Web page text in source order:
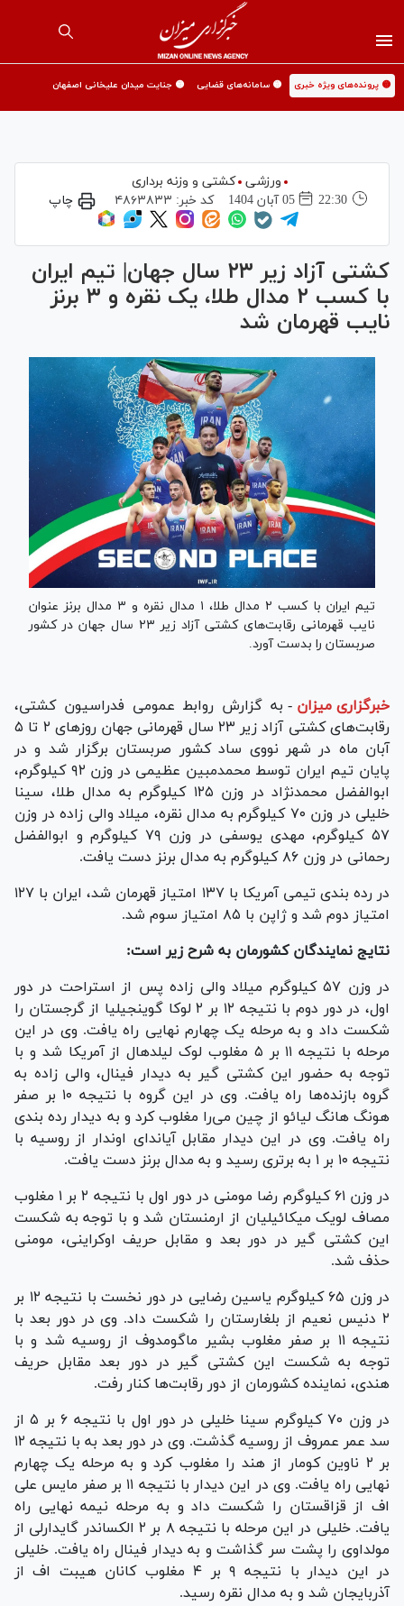
🟡 پرونده‌های ویژه خبری 🟡 سامانه‌های قضایی 🟡 جنایت میدان علیخانی اصفهان
ورزشی
کشتی و وزنه برداری
22:30
05 آبان 1404 کد خبر: ۴۸۶۳۸۳۳ چاپ
کشتی آزاد زیر ۲۳ سال جهان| تیم ایران
با کسب ۲ مدال طلا، یک نقره و ۳ برنز
نایب قهرمان شد
تیم ایران با کسب ۲ مدال طلا، ۱ مدال نقره و ۳ مدال برنز عنوان
نایب قهرمانی رقابت‌های کشتی آزاد زیر ۲۳ سال جهان در کشور
صربستان را بدست آورد.
خبرگزاری میزان - به گزارش روابط عمومی فدراسیون کشتی،
رقابت‌های کشتی آزاد زیر ۲۳ سال قهرمانی جهان روز‌های ۲ تا ۵
آبان ماه در شهر نووی ساد کشور صربستان برگزار شد و در
پایان تیم ایران توسط محمدمبین عظیمی در وزن ۹۲ کیلوگرم،
ابوالفضل محمدنژاد در وزن ۱۲۵ کیلوگرم به مدال طلا، سینا
خلیلی در وزن ۷۰ کیلوگرم به مدال نقره، میلاد والی زاده در وزن
۵۷ کیلوگرم، مهدی یوسفی در وزن ۷۹ کیلوگرم و ابوالفضل
رحمانی در وزن ۸۶ کیلوگرم به مدال برنز دست یافت.
در رده بندی تیمی آمریکا با ۱۳۷ امتیاز قهرمان شد، ایران با ۱۲۷
امتیاز دوم شد و ژاپن با ۸۵ امتیاز سوم شد.
نتایج نمایندگان کشورمان به شرح زیر است:
در وزن ۵۷ کیلوگرم میلاد والی زاده پس از استراحت در دور
اول، در دور دوم با نتیجه ۱۲ بر ۲ لوکا گوینجیلیا از گرجستان را
شکست داد و به مرحله یک چهارم نهایی راه یافت. وی در این
مرحله با نتیجه ۱۱ بر ۵ مغلوب لوک لیلدهال از آمریکا شد و با
توجه به حضور این کشتی گیر به دیدار فینال، والی زاده به
گروه بازنده‌ها راه یافت. وی در این گروه با نتیجه ۱۰ بر صفر
هونگ هانگ لیائو از چین می‌را مغلوب کرد و به دیدار رده بندی
راه یافت. وی در این دیدار مقابل آیاندای اوندار از روسیه با
نتیجه ۱۰ بر ۱ به برتری رسید و به مدال برنز دست یافت.
در وزن ۶۱ کیلوگرم رضا مومنی در دور اول با نتیجه ۲ بر ۱ مغلوب
مصاف لویک میکائیلیان از ارمنستان شد و با توجه به شکست
این کشتی گیر در دور بعد و مقابل حریف اوکراینی، مومنی
حذف شد.
در وزن ۶۵ کیلوگرم یاسین رضایی در دور نخست با نتیجه ۱۲ بر
۲ دنیس نعیم از بلغارستان را شکست داد. وی در دور بعد با
نتیجه ۱۱ بر صفر مغلوب بشیر ماگومدوف از روسیه شد و با
توجه به شکست این کشتی گیر در دور بعد مقابل حریف
هندی، نماینده کشورمان از دور رقابت‌ها کنار رفت.
در وزن ۷۰ کیلوگرم سینا خلیلی در دور اول با نتیجه ۶ بر ۵ از
سد عمر عمروف از روسیه گذشت. وی در دور بعد به با نتیجه ۱۲
بر ۲ ناوین کومار از هند را مغلوب کرد و به مرحله یک چهارم
نهایی راه یافت. وی در این دیدار با نتیجه ۱۱ بر صفر مایس علی
اف از قزاقستان را شکست داد و به مرحله نیمه نهایی راه
یافت. خلیلی در این مرحله با نتیجه ۸ بر ۲ الکساندر گایدارلی از
مولداوی را پشت سر گذاشت و به دیدار فینال راه یافت. خلیلی
در این دیدار با نتیجه ۹ بر ۴ مغلوب کانان هیبت اف از
آذربایجان شد و به مدال نقره رسید.